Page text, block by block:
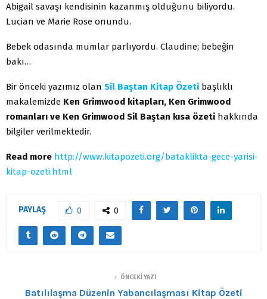
Abigail savaşı kendisinin kazanmış olduğunu biliyordu.
Lucian ve Marie Rose onundu.
Bebek odasında mumlar parlıyordu. Claudine; bebeğin
bakı…
Bir önceki yazımız olan Sil Baştan Kitap Özeti başlıklı
makalemizde Ken Grimwood kitapları, Ken Grimwood
romanları ve Ken Grimwood Sil Baştan kısa özeti hakkında
bilgiler verilmektedir.
Read more http://www.kitapozeti.org/bataklikta-gece-yarisi-
kitap-ozeti.html
PAYLAŞ 0 0
ÖNCEKI YAZI
Batılılaşma Düzenin Yabancılaşması Kitap Özeti